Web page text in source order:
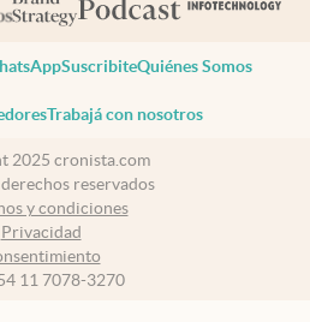
SuscribiteQuiénes Somos
Trabajá con nosotros
2025 cronista.com
reservados
y condiciones
Privacidad
11 7078-3270